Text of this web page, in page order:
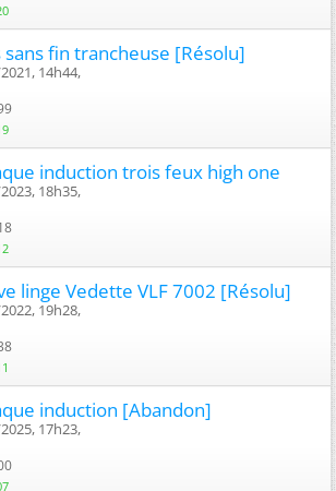
sans fin trancheuse [Résolu]
14h44,
induction trois feux high one
18h35,
linge Vedette VLF 7002 [Résolu]
19h28,
induction [Abandon]
17h23,